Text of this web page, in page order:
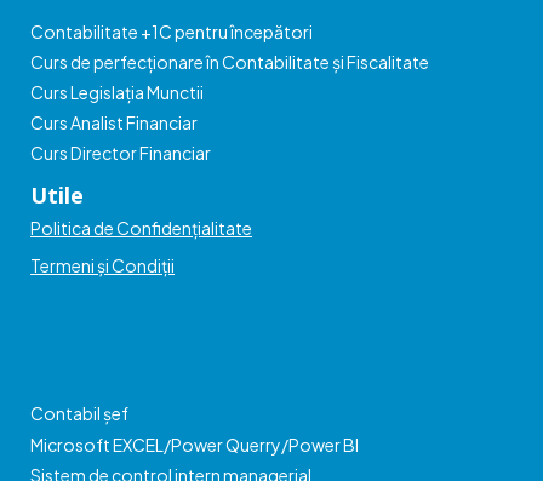
Contabilitate +1C pentru începători
Curs de perfecționare în Contabilitate și Fiscalitate
Curs Legislația Munctii
Curs Analist Financiar
Curs Director Financiar
Utile
Politica de Confidențialitate
Termeni și Condiții
Contabil șef
Microsoft EXCEL/Power Querry/Power BI
Sistem de control intern managerial